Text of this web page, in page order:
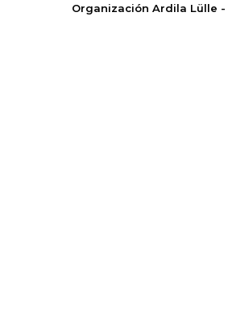
Organización Ardila Lülle -